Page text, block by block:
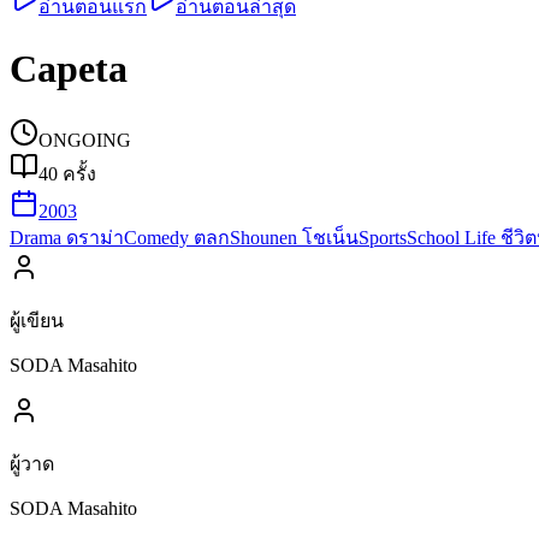
อ่านตอนแรก อ่านตอนล่าสุด
Capeta
ONGOING
40 ครั้ง
2003
Drama ดราม่าComedy ตลกShounen โชเน็นSportsSchool Life ชีวิ
ผู้เขียน
SODA Masahito
ผู้วาด
SODA Masahito